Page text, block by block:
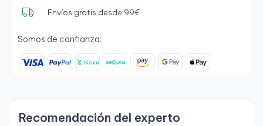
Envíos gratis desde 99€
Somos de confianza:
Recomendación del experto